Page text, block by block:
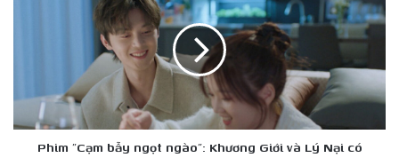
này?
Lý
Phim "Cạm bẫy ngọt ngào": Khương Giới và Lý Nại có